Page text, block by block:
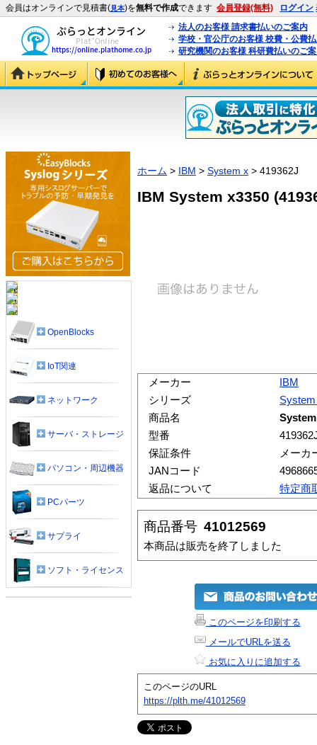
会員はオンラインで見積書(見本)を無料で作成できます 会員登録(無料) ログイン
法人のお客様 請求書払いのご案内
学校・官公庁のお客様 校費・公費
研究機関のお客様 科研費払いのご
ホーム > IBM > System x > 419362J
IBM System x3350
メーカー
IBM
シリーズ
商品名
型番
保証条件
メーカ
JANコード
返品について
特定商
商品番号 41012569
本商品は販売を終了しました
このページを印刷する
メールでURLを送る
お気に入りに追加する
このページのURL
https://plth.me/41012569
OpenBlocks
IoT関連
ネットワーク
サーバ・ストレージ
パソコン・周辺機器
PCパーツ
サプライ
ソフト・ライセンス